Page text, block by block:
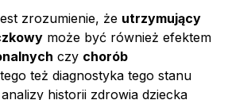
zrozumienie, że utrzymujący
może być również efektem
czy chorób
też diagnostyka tego stanu
historii zdrowia dziecka